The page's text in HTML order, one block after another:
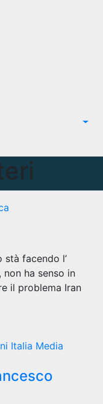
stà facendo l’
non ha senso in
il problema Iran
Italia Media